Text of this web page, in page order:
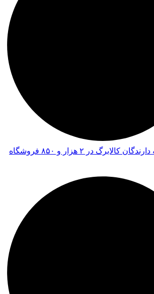
ارائه خدمات به دارندگان کالابرگ در ۲ هزار و ۸۵۰ فروشگاه